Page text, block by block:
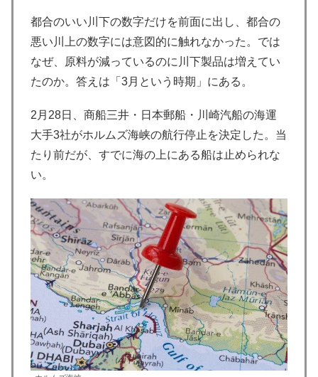
都合のいい川下の数字だけを前面に出し、都合の
悪い川上の数字には意図的に触れなかった。では
なぜ、原料が減っているのに川下製品は増えてい
たのか。答えは「3月という時期」にある。
2月28日、商船三井・日本郵船・川崎汽船の海運
大手3社がホルムズ海峡の航行停止を決定した。当
たり前だが、すでに海の上にある船は止められな
い。